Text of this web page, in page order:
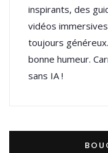
inspirants, des
vidéos
toujours
bonne humeur.
sans IA !